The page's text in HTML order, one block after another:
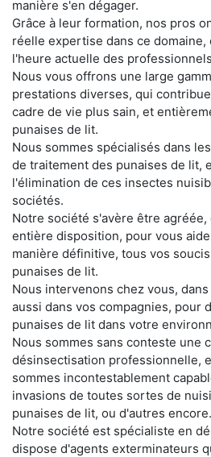
manière s'en dégager.
Grâce à leur formation, nos pros
réelle expertise dans ce domaine,
l'heure actuelle des
Nous vous offrons une large
prestations diverses, qui
cadre de vie plus sain, et
punaises de lit.
Nous sommes spécialisés dans
de traitement des punaises de lit,
l'élimination de ces insectes
sociétés.
Notre société s'avère être
entière disposition, pour vous
manière définitive, tous vos
punaises de lit.
Nous intervenons chez vous,
aussi dans vos compagnies, pour
punaises de lit dans votre
Nous sommes sans conteste une
désinsectisation professionnelle,
sommes incontestablement
invasions de toutes sortes de
punaises de lit, ou d'autres encore.
Notre société est spécialiste en
dispose d'agents exterminateurs